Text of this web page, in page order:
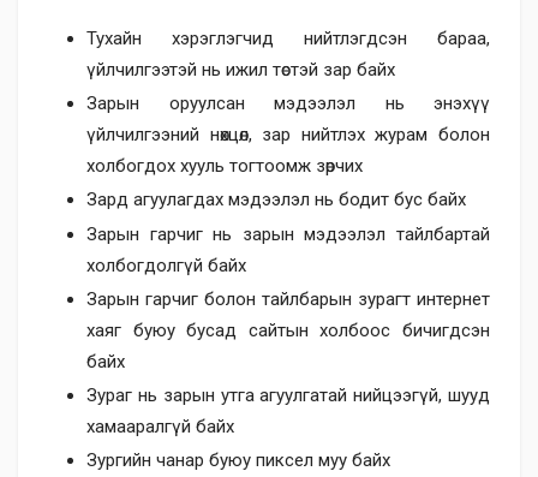
Тухайн хэрэглэгчид нийтлэгдсэн бараа,
үйлчилгээтэй нь ижил төстэй зар байх
Зарын оруулсан мэдээлэл нь энэхүү
үйлчилгээний нөхцөл, зар нийтлэх журам болон
холбогдох хууль тогтоомж зөрчих
Зард агуулагдах мэдээлэл нь бодит бус байх
Зарын гарчиг нь зарын мэдээлэл тайлбартай
холбогдолгүй байх
Зарын гарчиг болон тайлбарын зурагт интернет
хаяг буюу бусад сайтын холбоос бичигдсэн
байх
Зураг нь зарын утга агуулгатай нийцээгүй, шууд
хамааралгүй байх
Зургийн чанар буюу пиксел муу байх